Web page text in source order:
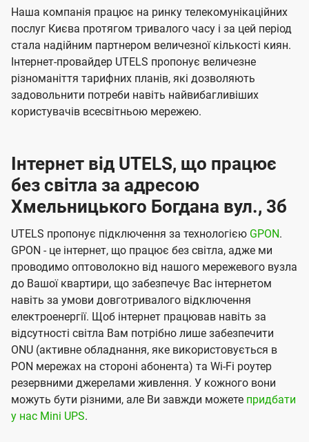
Наша компанія працює на ринку телекомунікаційних
послуг Києва протягом тривалого часу і за цей період
стала надійним партнером величезної кількості киян.
Інтернет-провайдер UTELS пропонує величезне
різноманіття тарифних планів, які дозволяють
задовольнити потреби навіть найвибагливіших
користувачів всесвітньою мережею.
Інтернет від UTELS, що працює
без світла за адресою
Хмельницького Богдана вул., 3б
UTELS пропонує підключення за технологією GPON.
GPON - це інтернет, що працює без світла, адже ми
проводимо оптоволокно від нашого мережевого вузла
до Вашої квартири, що забезпечує Вас інтернетом
навіть за умови довготривалого відключення
електроенергії. Щоб інтернет працював навіть за
відсутності світла Вам потрібно лише забезпечити
ONU (активне обладнання, яке використовується в
PON мережах на стороні абонента) та Wi-Fi роутер
резервними джерелами живлення. У кожного вони
можуть бути різними, але Ви завжди можете придбати
у нас Mini UPS.